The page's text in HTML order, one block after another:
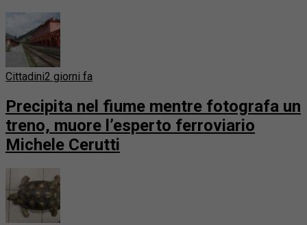
Cittadini2 giorni fa
Precipita nel fiume mentre fotografa un
treno, muore l’esperto ferroviario
Michele Cerutti